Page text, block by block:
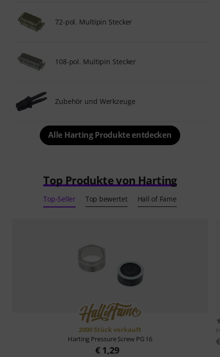
72-pol. Multipin Stecker
108-pol. Multipin Stecker
Zubehör und Werkzeuge
Alle Harting Produkte entdecken
Top Produkte von Harting
Top-Seller Top bewertet Hall of Fame
2000 Stück verkauft
Harting Pressure Screw PG 16
€ 1,29